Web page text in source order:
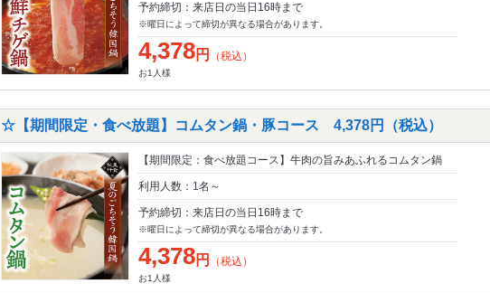
予約締切：来店日の当日16時まで
※曜日によって締切が異なる場合があります。
4,378円 （税込）
お1人様
☆【期間限定・食べ放題】コムタン鍋・豚コース 4,378円（税込）
【期間限定：食べ放題コース】牛肉の旨みあふれるコムタン鍋
利用人数：1名～
予約締切：来店日の当日16時まで
※曜日によって締切が異なる場合があります。
4,378円 （税込）
お1人様